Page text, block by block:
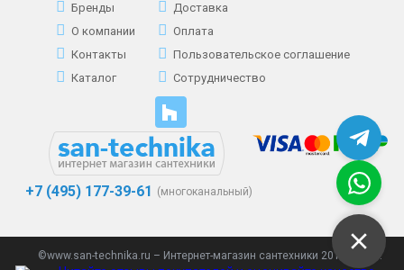
Бренды
О компании
Контакты
Каталог
Доставка
Оплата
Пользовательское соглашение
Сотрудничество
+7 (495) 177-39-61 (многоканальный)
©www.san-technika.ru – Интернет-магазин сантехники 2013 - 2023.